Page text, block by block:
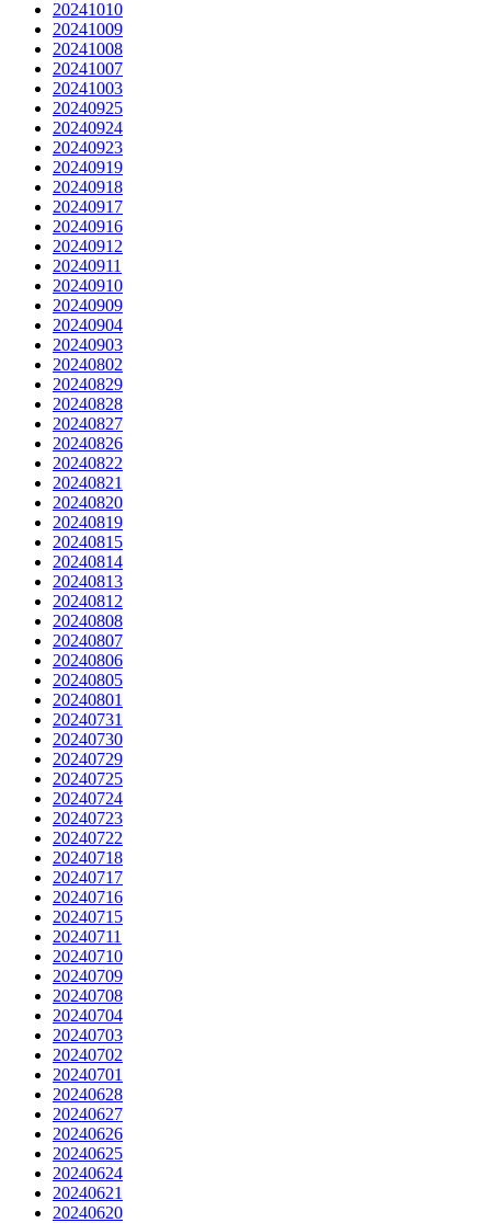
20241010
20241009
20241008
20241007
20241003
20240925
20240924
20240923
20240919
20240918
20240917
20240916
20240912
20240911
20240910
20240909
20240904
20240903
20240802
20240829
20240828
20240827
20240826
20240822
20240821
20240820
20240819
20240815
20240814
20240813
20240812
20240808
20240807
20240806
20240805
20240801
20240731
20240730
20240729
20240725
20240724
20240723
20240722
20240718
20240717
20240716
20240715
20240711
20240710
20240709
20240708
20240704
20240703
20240702
20240701
20240628
20240627
20240626
20240625
20240624
20240621
20240620